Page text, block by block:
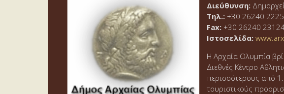
Διεύθυνση:
Tηλ.:+30 26240
Fax:+30 26240
Ιστοσελίδα:
Η Αρχαία Ολυμπία
Διεθνές Κέντρο
περισσότερους από
τουριστικούς